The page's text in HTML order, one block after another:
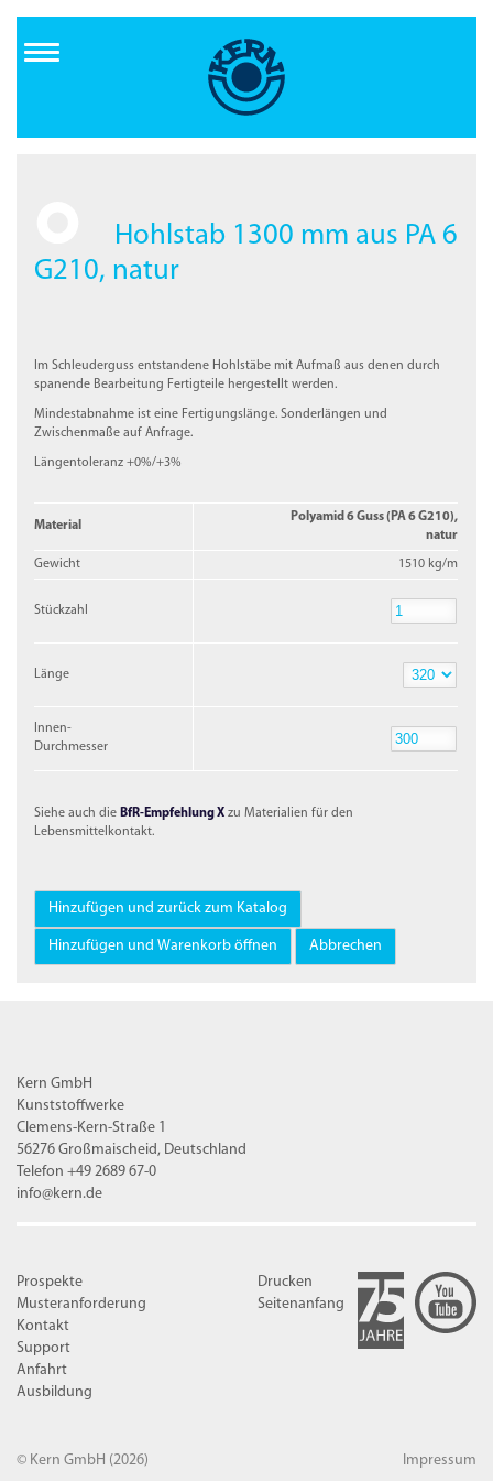
Inhalt
Hohlstab 1300 mm aus PA 6
G210, natur
Im Schleuderguss entstandene Hohlstäbe mit Aufmaß aus denen durch
spanende Bearbeitung Fertigteile hergestellt werden.
Mindestabnahme ist eine Fertigungslänge. Sonderlängen und
Zwischenmaße auf Anfrage.
Längentoleranz +0%/+3%
Material
Polyamid 6 Guss (PA 6 G210),
natur
Gewicht 1510 kg/m
Stückzahl
Länge
Innen-
Durchmesser
Siehe auch dieBfR-Empfehlung X zu Materialien für den
Lebensmittelkontakt.
Kern GmbH
Kunststoffwerke
Clemens-Kern-Straße 1
56276 Großmaischeid, Deutschland
Telefon +49 2689 67-0
info@kern.de
Prospekte
Musteranforderung
Kontakt
Support
Anfahrt
Ausbildung
Drucken
Seitenanfang
© Kern GmbH (2026) Impressum